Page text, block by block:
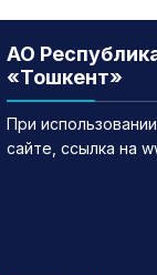
АО
«Тошкент»
При
сайте, ссылка на